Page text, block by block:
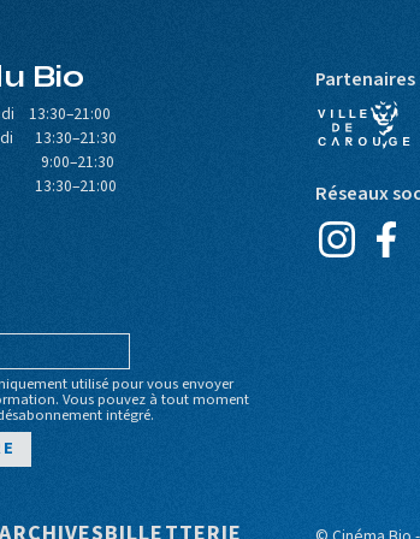
Bio
13:30–21:00
13:30–21:30
Partenaires
Réseaux
utilisé pour vous envoyer
Vous pouvez à tout moment
intégré.